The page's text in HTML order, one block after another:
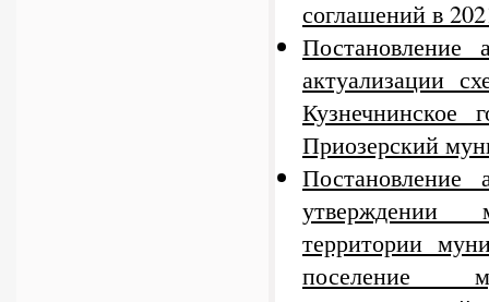
соглашений в
актуализации
Кузнечнинское
Приозерский
утверждении
территории
поселение